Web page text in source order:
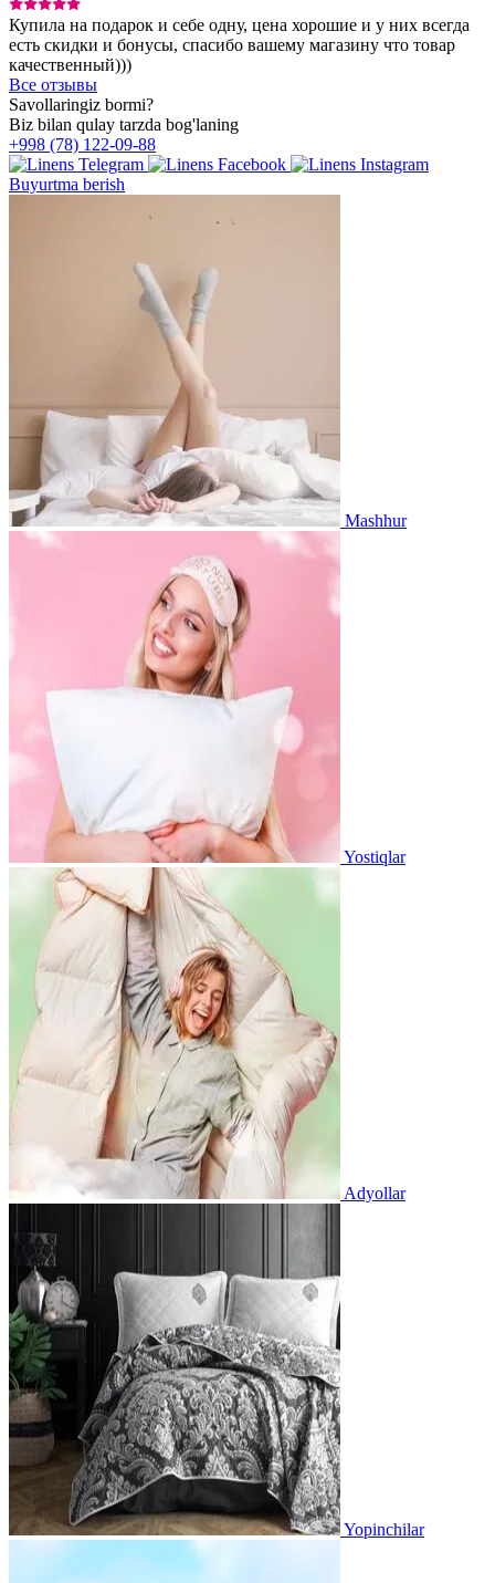
Купила на подарок и себе одну, цена хорошие и у них всегда
есть скидки и бонусы, спасибо вашему магазину что товар
качественный)))
Все отзывы
Savollaringiz bormi?
Biz bilan qulay tarzda bog'laning
+998 (78) 122-09-88
Buyurtma berish
Mashhur
Yostiqlar
Adyollar
Yopinchilar